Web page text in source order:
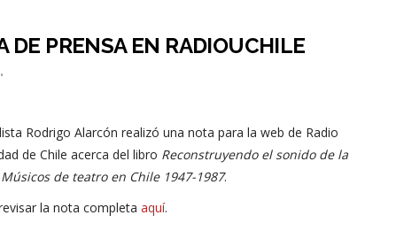
DE PRENSA EN RADIOUCHILE
Rodrigo Alarcón realizó una nota para la web de Radio
de Chile acerca del libro Reconstruyendo el sonido de la
de teatro en Chile 1947-1987.
la nota completa aquí.